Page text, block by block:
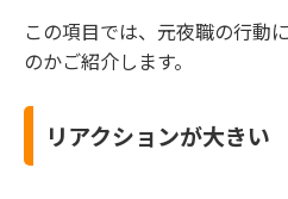
この項目では、元夜職の行動
のかご紹介します。
リアクションが大きい